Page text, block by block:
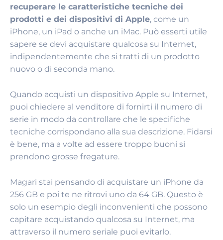
recuperare le caratteristiche tecniche dei
prodotti e dei dispositivi di Apple, come un
iPhone, un iPad o anche un iMac. Può esserti utile
sapere se devi acquistare qualcosa su Internet,
indipendentemente che si tratti di un prodotto
nuovo o di seconda mano.
Quando acquisti un dispositivo Apple su Internet,
puoi chiedere al venditore di fornirti il numero di
serie in modo da controllare che le specifiche
tecniche corrispondano alla sua descrizione. Fidarsi
è bene, ma a volte ad essere troppo buoni si
prendono grosse fregature.
Magari stai pensando di acquistare un iPhone da
256 GB e poi te ne ritrovi uno da 64 GB. Questo è
solo un esempio degli inconvenienti che possono
capitare acquistando qualcosa su Internet, ma
attraverso il numero seriale puoi evitarlo.